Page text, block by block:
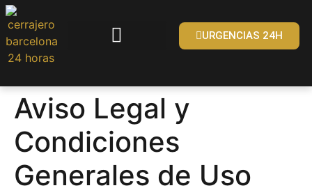
URGENCIAS 24H
Aviso Legal y
Condiciones
Generales de Uso